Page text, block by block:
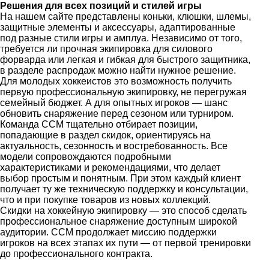
Решения для всех позиций и стилей игры
На нашем сайте представлены коньки, клюшки, шлемы,
защитные элементы и аксессуары, адаптированные
под разные стили игры и амплуа. Независимо от того,
требуется ли прочная экипировка для силового
форварда или легкая и гибкая для быстрого защитника,
в разделе распродаж можно найти нужное решение.
Для молодых хоккеистов это возможность получить
первую профессиональную экипировку, не перегружая
семейный бюджет. А для опытных игроков — шанс
обновить снаряжение перед сезоном или турниром.
Команда CCM тщательно отбирает позиции,
попадающие в раздел скидок, ориентируясь на
актуальность, сезонность и востребованность. Все
модели сопровождаются подробными
характеристиками и рекомендациями, что делает
выбор простым и понятным. При этом каждый клиент
получает ту же техническую поддержку и консультации,
что и при покупке товаров из новых коллекций.
Скидки на хоккейную экипировку — это способ сделать
профессиональное снаряжение доступным широкой
аудитории. CCM продолжает миссию поддержки
игроков на всех этапах их пути — от первой тренировки
до профессионального контракта.